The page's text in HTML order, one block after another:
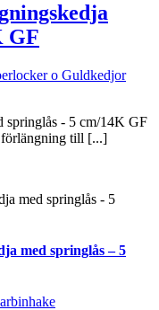
GF
o Guldkedjor
springlås - 5 cm/14K GF
till [...]
med springlås – 5